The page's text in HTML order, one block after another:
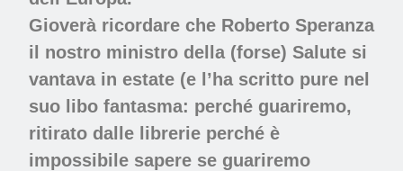
Gioverà ricordare che Roberto Speranza
il nostro ministro della (forse) Salute si
vantava in estate (e l’ha scritto pure nel
suo libo fantasma: perché guariremo,
ritirato dalle librerie perché è
impossibile sapere se guariremo